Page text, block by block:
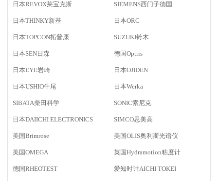
日本REVOX莱宝克斯 SIEMENS西门子德国
日本THINKY新基 日本ORC
日本TOPCON拓普康 SUZUKI铃木
日本SEN日森 德国Optris
日本EYE岩崎 日本OJIDEN
日本USHIO牛尾 日本Werka
SIBATA柴田科学 SONIC索尼克
日本DAIICHI ELECTRONICS SIMCO思美高
美国Brimrose 美国OLIS奥利斯光谱仪
美国OMEGA 英国Hydramotion粘度计
德国RHEOTEST 爱知时计AICHI TOKEI